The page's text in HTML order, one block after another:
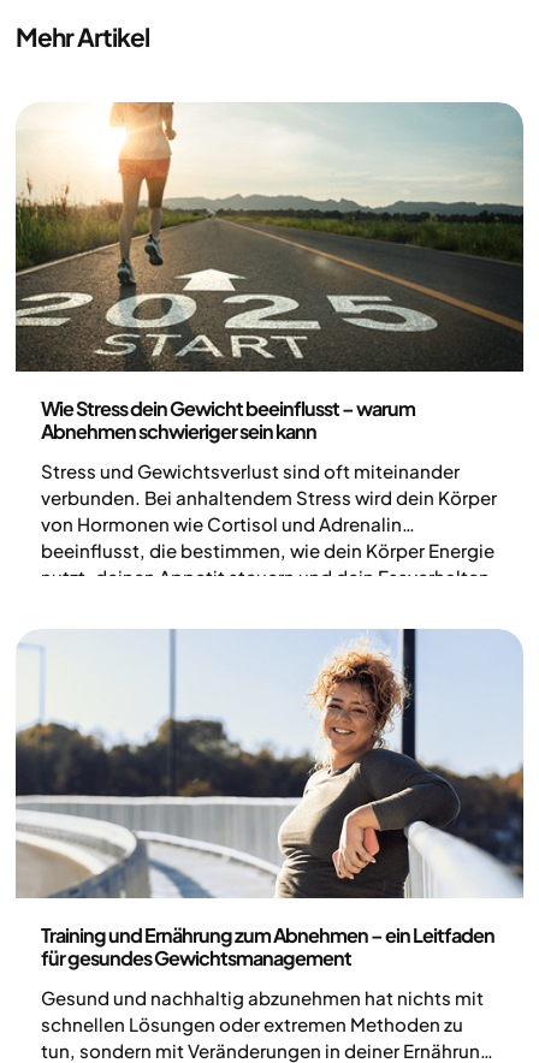
Mehr Artikel
Wie Stress dein Gewicht beeinflusst – warum
Abnehmen schwieriger sein kann
Stress und Gewichtsverlust sind oft miteinander
verbunden. Bei anhaltendem Stress wird dein Körper
von Hormonen wie Cortisol und Adrenalin
beeinflusst, die bestimmen, wie dein Körper Energie
nutzt, deinen Appetit steuern und dein Essverhalten
Menschen an Gewicht verlieren, während es für
andere schwieriger wird, abzunehmen – oder sie
Training und Ernährung zum Abnehmen – ein Leitfaden
für gesundes Gewichtsmanagement
Gesund und nachhaltig abzunehmen hat nichts mit
schnellen Lösungen oder extremen Methoden zu
tun, sondern mit Veränderungen in deiner Ernährung,